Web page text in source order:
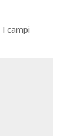
I campi